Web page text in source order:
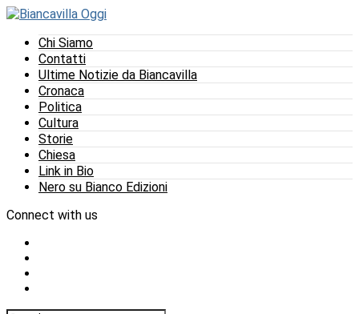
Chi Siamo
Contatti
Ultime Notizie da Biancavilla
Cronaca
Politica
Cultura
Storie
Chiesa
Link in Bio
Nero su Bianco Edizioni
Connect with us